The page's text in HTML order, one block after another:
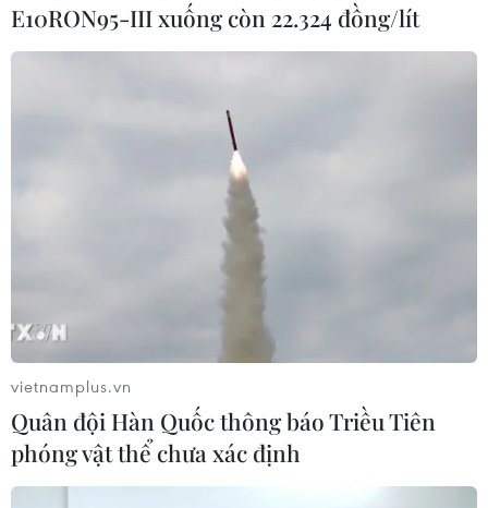
E10RON95-III xuống còn 22.324 đồng/lít
vietnamplus.vn
Quân đội Hàn Quốc thông báo Triều Tiên
phóng vật thể chưa xác định